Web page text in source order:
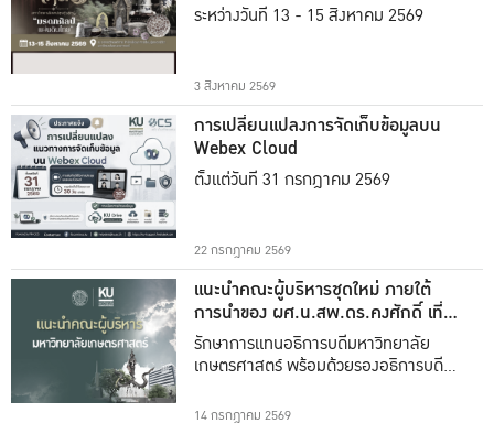
ระหว่างวันที่ 13 - 15 สิงหาคม 2569
3 สิงหาคม 2569
การเปลี่ยนแปลงการจัดเก็บข้อมูลบน
Webex Cloud
ตั้งแต่วันที่ 31 กรกฎาคม 2569
22 กรกฎาคม 2569
แนะนำคณะผู้บริหารชุดใหม่ ภายใต้
การนำของ ผศ.น.สพ.ดร.คงศักดิ์ เที่ยง
ธรรม
รักษาการแทนอธิการบดีมหาวิทยาลัย
เกษตรศาสตร์ พร้อมด้วยรองอธิการบดีทั้ง
14 กรกฎาคม 2569